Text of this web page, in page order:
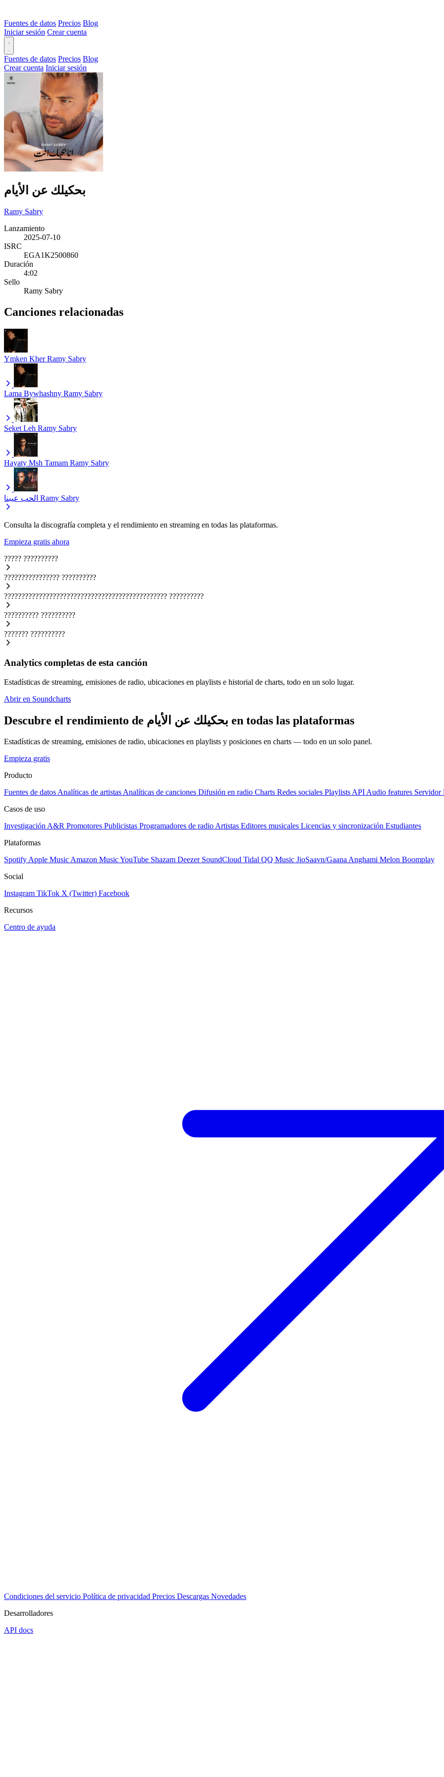
Fuentes de datos Precios Blog
Iniciar sesión Crear cuenta
Fuentes de datos Precios Blog
Crear cuenta Iniciar sesión
بحكيلك عن الأيام
Ramy Sabry
Lanzamiento
2025-07-10
ISRC
EGA1K2500860
Duración
4:02
Sello
Ramy Sabry
Canciones relacionadas
Ymken Kher Ramy Sabry
Lama Bywhashny Ramy Sabry
Seket Leh Ramy Sabry
Hayaty Msh Tamam Ramy Sabry
الحب عيبنا Ramy Sabry
Consulta la discografía completa y el rendimiento en streaming en todas las plataformas.
Empieza gratis ahora
????? ??????????
???????????????? ??????????
??????????????????????????????????????????????? ??????????
?????????? ??????????
??????? ??????????
Analytics completas de esta canción
Estadísticas de streaming, emisiones de radio, ubicaciones en playlists e historial de charts, todo en un solo lugar.
Abrir en Soundcharts
Descubre el rendimiento de بحكيلك عن الأيام en todas las plataformas
Estadísticas de streaming, emisiones de radio, ubicaciones en playlists y posiciones en charts — todo en un solo panel.
Empieza gratis
Producto
Fuentes de datos Analíticas de artistas Analíticas de canciones Difusión en radio Charts Redes sociales Playlists API Audio features Servidor
Casos de uso
Investigación A&R Promotores Publicistas Programadores de radio Artistas Editores musicales Licencias y sincronización Estudiantes
Plataformas
Spotify Apple Music Amazon MusicYouTube Shazam Deezer SoundCloud Tidal QQ Music JioSaavn/Gaana Anghami Melon Boomplay
Social
Instagram TikTok X (Twitter) Facebook
Recursos
Centro de ayuda
Condiciones del servicio Política de privacidad Precios Descargas Novedades
Desarrolladores
API docs